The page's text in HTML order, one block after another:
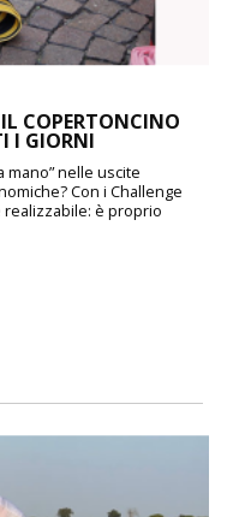
COPERTONCINO
I GIORNI
mano” nelle uscite
Con i Challenge
realizzabile: è proprio